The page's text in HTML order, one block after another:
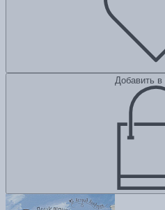
Добавить в